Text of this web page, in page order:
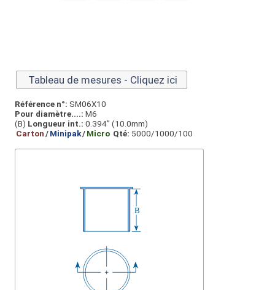
Tableau de mesures - Cliquez ici
Référence n°: SM06X10
Pour diamètre....: M6
(B) Longueur int.: 0.394” (10.0mm)
Carton/Minipak/Micro Qté: 5000/1000/100